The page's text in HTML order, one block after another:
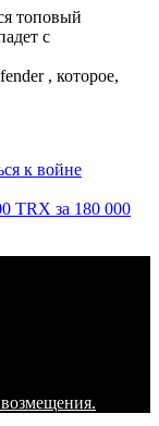
топовый
с
, которое,
к войне
TRX за 180 000